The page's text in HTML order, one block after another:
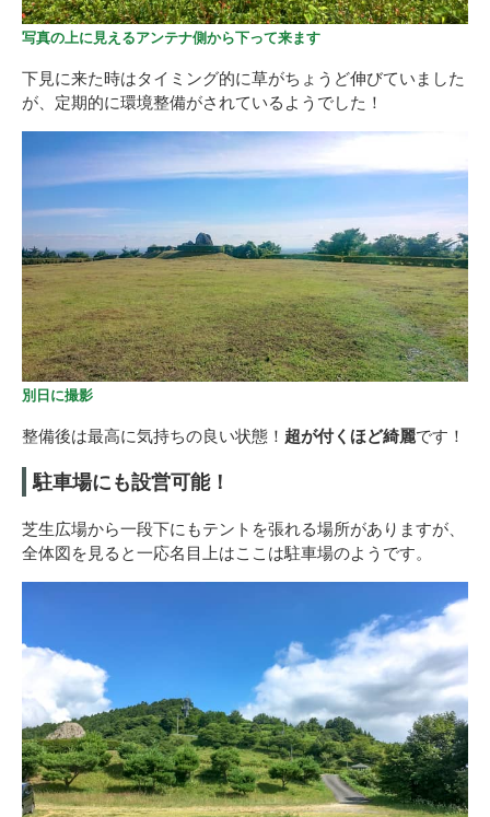
写真の上に見えるアンテナ側から下って来ます
下見に来た時はタイミング的に草がちょうど伸びていました
が、定期的に環境整備がされているようでした！
別日に撮影
整備後は最高に気持ちの良い状態！ 超が付くほど綺麗です！
駐車場にも設営可能！
芝生広場から一段下にもテントを張れる場所がありますが、
全体図を見ると一応名目上はここは駐車場のようです。